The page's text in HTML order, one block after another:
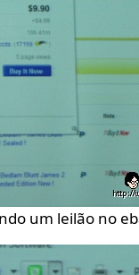
um leilão no